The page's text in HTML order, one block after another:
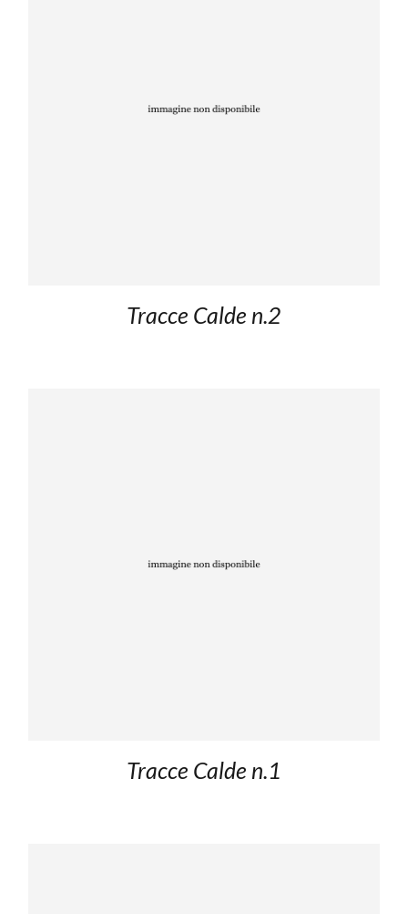
Tracce Calde n.2
Tracce Calde n.1